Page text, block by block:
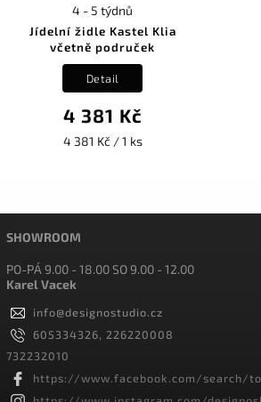
Jídelní židle Kastel Klia
včetně područek
4 - 5 týdnů
4 381 Kč
4 381 Kč / 1 ks
Detail
SHOWROOM
PO-PÁ 9.00 - 18.00 SO 9.00 - 12.00
Karel Vacek
info@designostudio.cz
605334326, 226220008
732232010
https://www.facebook.com/search/